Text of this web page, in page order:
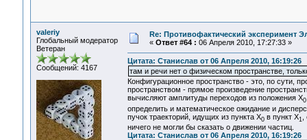
valeriy
Глобальный модератор
Ветеран
Сообщений: 4167
Re: Противофактический эксперимент
« Ответ #64 : 06 Апреля 2010, 17:27:33 »
Цитата: Станислав от 06 Апреля 2010, 16:19:26
там и речи нет о физическом пространстве,
Конфигурационное пространство - это, по сути,
пространством - прямое произведение
вычисляют амплитуды переходов из положения Х0
определить и математическое ожидание и
пучок траекторий, идущих из пункта Х0в пункт Х1
ничего не могли бы сказать о движении частиц.
Цитата: Станислав от 06 Апреля 2010, 16:19:26